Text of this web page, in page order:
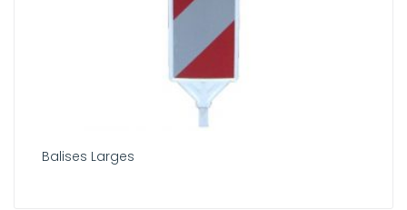
Balises Larges